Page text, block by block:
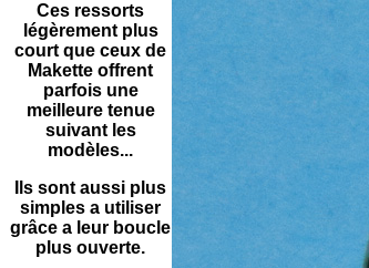
Ces ressorts
légèrement plus
court que ceux de
Makette offrent
parfois une
meilleure tenue
suivant les
modèles...
Ils sont aussi plus
simples a utiliser
grâce a leur boucle
plus ouverte.